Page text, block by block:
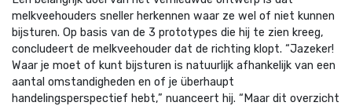
melkveehouders sneller herkennen waar ze wel of niet kunnen
bijsturen. Op basis van de 3 prototypes die hij te zien kreeg,
concludeert de melkveehouder dat de richting klopt. “Jazeker!
Waar je moet of kunt bijsturen is natuurlijk afhankelijk van een
aantal omstandigheden en of je überhaupt
handelingsperspectief hebt,” nuanceert hij. “Maar dit overzicht